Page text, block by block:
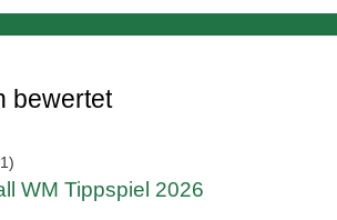
bewertet
WM Tippspiel 2026